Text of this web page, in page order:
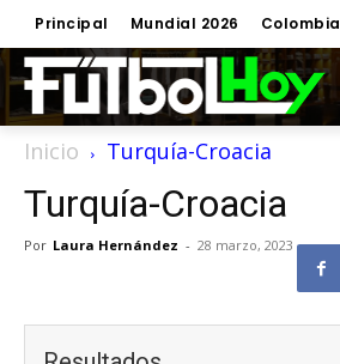
Principal Mundial 2026 Colombia
Inicio Turquía-Croacia
Turquía-Croacia
Por Laura Hernández - 28 marzo, 2023